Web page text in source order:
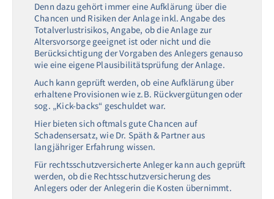
Denn dazu gehört immer eine Aufklärung über die
Chancen und Risiken der Anlage inkl. Angabe des
Totalverlustrisikos, Angabe, ob die Anlage zur
Altersvorsorge geeignet ist oder nicht und die
Berücksichtigung der Vorgaben des Anlegers genauso
wie eine eigene Plausibilitätsprüfung der Anlage.
Auch kann geprüft werden, ob eine Aufklärung über
erhaltene Provisionen wie z.B. Rückvergütungen oder
sog. „Kick-backs“ geschuldet war.
Hier bieten sich oftmals gute Chancen auf
Schadensersatz, wie Dr. Späth & Partner aus
langjähriger Erfahrung wissen.
Für rechtsschutzversicherte Anleger kann auch geprüft
werden, ob die Rechtsschutzversicherung des
Anlegers oder der Anlegerin die Kosten übernimmt.